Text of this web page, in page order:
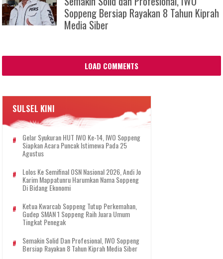
Soppeng Bersiap Rayakan 8 Tahun Kiprah
Media Siber
LOAD COMMENTS
SULSEL KINI
Gelar Syukuran HUT IWO Ke-14, IWO Soppeng
Siapkan Acara Puncak Istimewa Pada 25
Agustus
Lolos Ke Semifinal OSN Nasional 2026, Andi Jo
Karim Mappatunru Harumkan Nama Soppeng
Di Bidang Ekonomi
Ketua Kwarcab Soppeng Tutup Perkemahan,
Gudep SMAN 1 Soppeng Raih Juara Umum
Tingkat Penegak
Semakin Solid Dan Profesional, IWO Soppeng
Bersiap Rayakan 8 Tahun Kiprah Media Siber